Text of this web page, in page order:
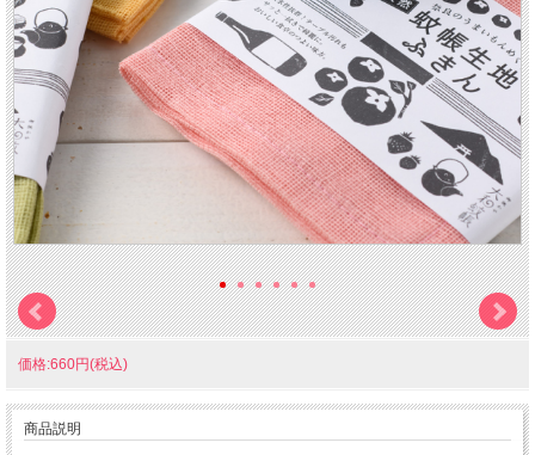
価格:660円(税込)
商品説明